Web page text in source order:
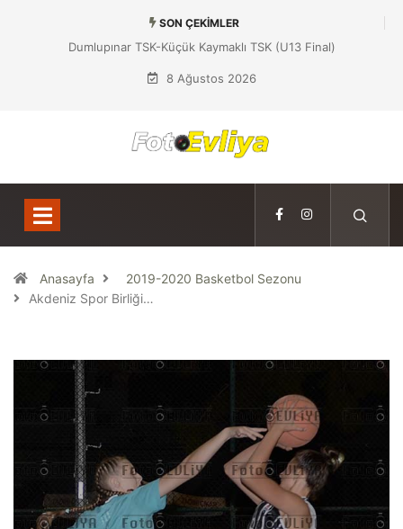
SON ÇEKIMLER
(U13 Final)
Dumlupınar TSK-Yeniboğaziçi DSK (U13 Yarı
Final)
8 Ağustos 2026
Anasayfa
2019-2020 Basketbol Sezonu
Akdeniz Spor Birliği…